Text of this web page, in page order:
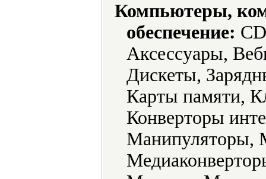
Компьютеры,
обеспечение:
Аксессуары,
Дискеты,
Карты памяти,
Конверторы
Манипуляторы,